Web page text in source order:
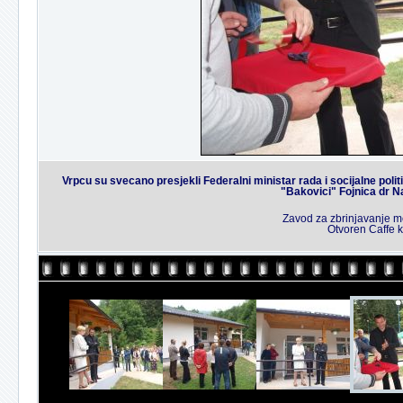
Vrpcu su svecano presjekli Federalni ministar rada i socijalne
"Bakovici" Fojnica dr
Zavod za zbrinjavanje
Otvoren Caffe